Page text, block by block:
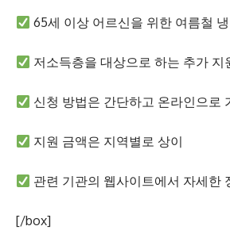
65세 이상 어르신을 위한 여름철
저소득층을 대상으로 하는 추가 지
신청 방법은 간단하고 온라인으로
지원 금액은 지역별로 상이
관련 기관의 웹사이트에서 자세한
[/box]